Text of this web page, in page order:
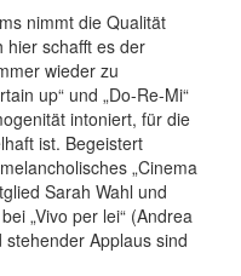
nimmt die Qualität
hier schafft es der
wieder zu
up“ und „Do-Re-Mi“
intoniert, für die
ist. Begeistert
„Cinema
Sarah Wahl und
„Vivo per lei“ (Andrea
Applaus sind